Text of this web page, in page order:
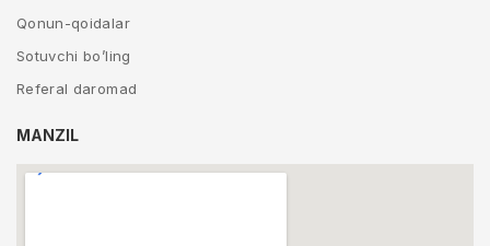
Qonun-qoidalar
Sotuvchi bo’ling
Referal daromad
MANZIL